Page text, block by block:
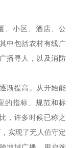
、小区、酒店、公
中包括农村有线广
播寻人，以及消防
渐提高。从开始能
的指标、规范和标
，许多时候已称之
实现了无人值守定